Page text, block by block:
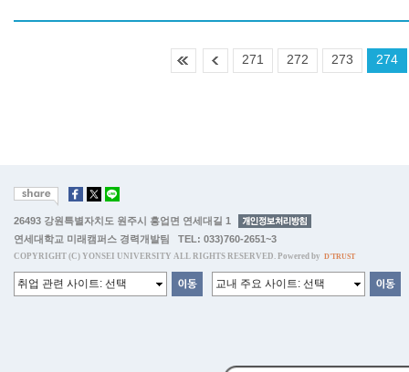
271 272 273 274
26493 강원특별자치도 원주시 흥업면 연세대길 1
연세대학교 미래캠퍼스 경력개발팀 TEL: 033)760-2651~3
COPYRIGHT (C) YONSEI UNIVERSITY ALL RIGHTS RESERVED. Powered by D'TRUST